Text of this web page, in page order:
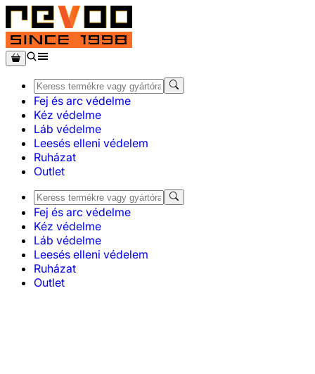
Fej és arc védelme
Kéz védelme
Láb védelme
Leesés elleni védelem
Ruházat
Outlet
Fej és arc védelme
Kéz védelme
Láb védelme
Leesés elleni védelem
Ruházat
Outlet